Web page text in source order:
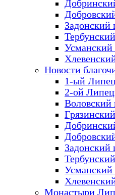
Задонский
Усманский
Новости
1-ый
2-ой
Воловский
Задонский
Усманский
Монастыри